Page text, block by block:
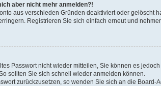
aber nicht mehr anmelden?!
aus verschieden Gründen deaktiviert oder
Registrieren Sie sich einfach erneut und
Passwort nicht wieder mitteilen, Sie können es
sollten Sie sich schnell wieder anmelden können.
zurückzusetzen, so wenden Sie sich an die Board-